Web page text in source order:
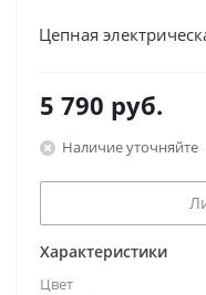
Цепная
5 790 руб.
Наличие уточняйте
Характеристики
Цвет